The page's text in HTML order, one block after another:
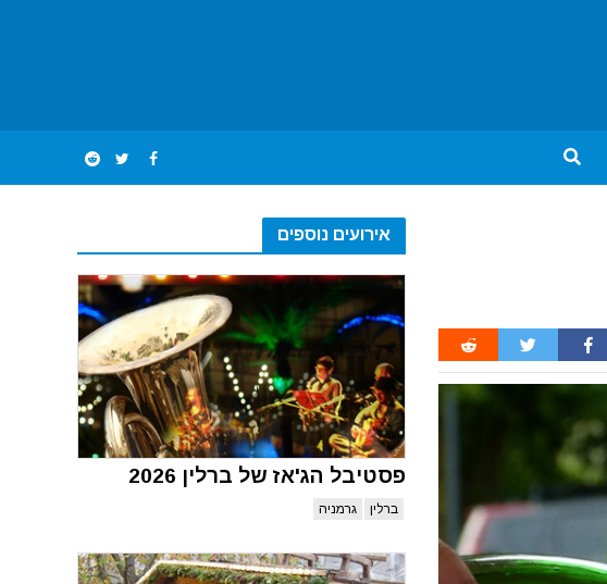
אירועים נוספים
פסטיבל הג'אז של ברלין 2026
ברלין גרמניה